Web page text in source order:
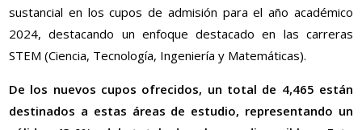
sustancial en los cupos de admisión para el año académico
2024, destacando un enfoque destacado en las carreras
STEM (Ciencia, Tecnología, Ingeniería y Matemáticas).
De los nuevos cupos ofrecidos, un total de 4,465 están
destinados a estas áreas de estudio, representando un